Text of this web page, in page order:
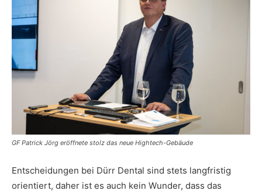
GF Patrick Jörg eröffnete stolz das neue Hightech-Gebäude
Entscheidungen bei Dürr Dental sind stets langfristig
orientiert, daher ist es auch kein Wunder, dass das